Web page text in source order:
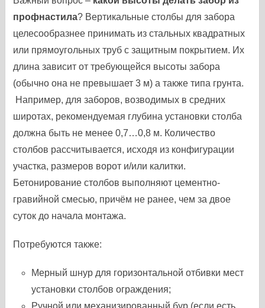
профнастила? Вертикальные столбы для забора
целесообразнее принимать из стальных квадратных
или прямоугольных труб с защитным покрытием. Их
длина зависит от требующейся высоты забора
(обычно она не превышает 3 м) а также типа грунта.
Например, для заборов, возводимых в средних
широтах, рекомендуемая глубина установки столба
должна быть не менее 0,7…0,8 м. Количество
столбов рассчитывается, исходя из конфигурации
участка, размеров ворот и/или калитки.
Бетонирование столбов выполняют цементно-
гравийной смесью, причём не ранее, чем за двое
суток до начала монтажа.
Потребуются также:
Мерный шнур для горизонтальной отбивки мест
установки столбов ограждения;